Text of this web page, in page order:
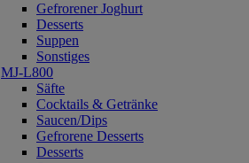
Gefrorener Joghurt
Desserts
Suppen
Sonstiges
MJ-L800
Säfte
Cocktails & Getränke
Saucen/Dips
Gefrorene Desserts
Desserts